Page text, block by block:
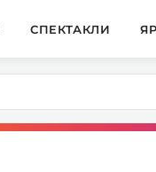
СПЕКТАКЛИ